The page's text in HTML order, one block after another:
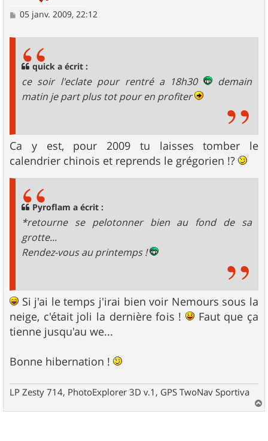
M
05 janv. 2009, 22:12
quick a écrit :
ce soir l'eclate pour rentré a 18h30
demain
matin je part plus tot pour en profiter
Ca y est, pour 2009 tu laisses tomber le
calendrier chinois et reprends le grégorien !?
Pyroflam a écrit :
*retourne se pelotonner bien au fond de sa
grotte...
Rendez-vous au printemps !
Si j'ai le temps j'irai bien voir Nemours sous la
neige, c'était joli la dernière fois !
Faut que ça
tienne jusqu'au we...
Bonne hibernation !
LP Zesty 714, PhotoExplorer 3D v.1, GPS TwoNav Sportiva
a